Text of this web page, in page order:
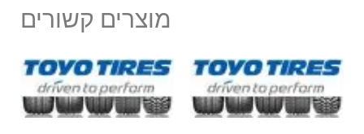
מוצרים קשורים